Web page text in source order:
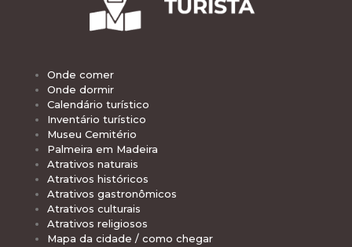
Onde comer
Onde dormir
Calendário turístico
Inventário turístico
Museu Cemitério
Palmeira em Madeira
Atrativos naturais
Atrativos históricos
Atrativos gastronômicos
Atrativos culturais
Atrativos religiosos
Mapa da cidade / como chegar